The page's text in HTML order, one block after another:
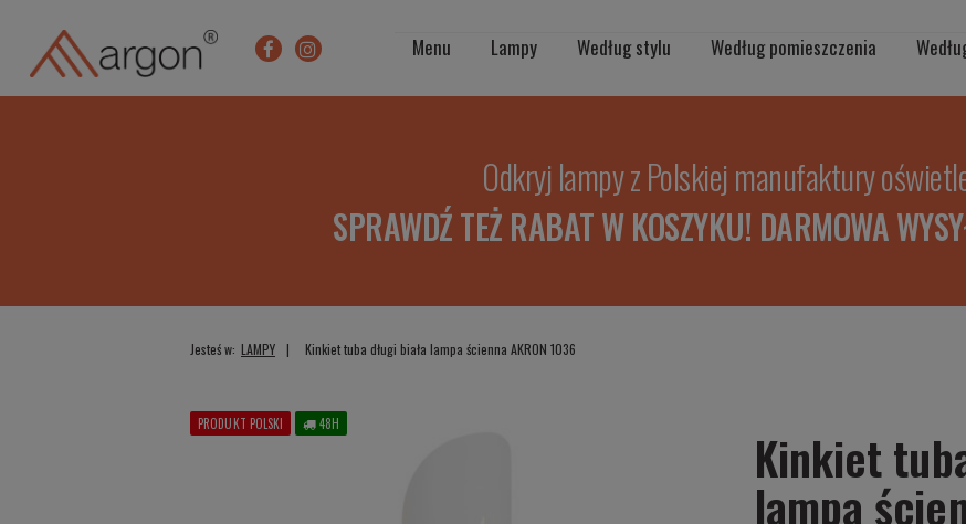
Menu Lampy Według stylu Według pomieszczenia
Odkryj lampy z Polskiej manufaktury
SPRAWDŹ TEŻ RABAT W KOSZYKU! DARMOWA
Jesteś w: LAMPY Kinkiet tuba długi biała lampa ścienna AKRON 1036
PRODUKT POLSKI 48H Kinkiet
lampa